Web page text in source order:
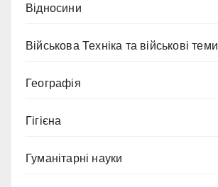
Відносини
Військова Техніка та військові теми
Географія
Гігієна
Гуманітарні науки